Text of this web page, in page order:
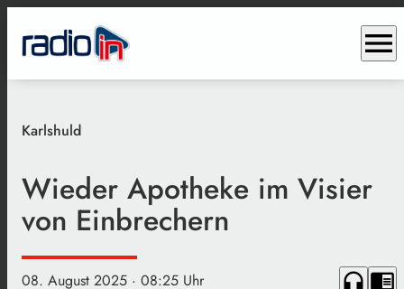
menu
Karlshuld
Wieder Apotheke im Visier
von Einbrechern
08. August 2025 · 08:25 Uhr headphones chrome_reader_mode